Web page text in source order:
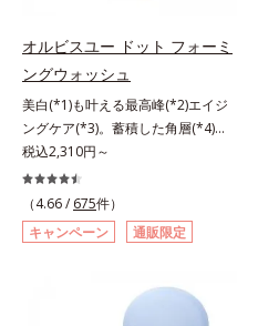
180回（3ヵ月程度）各商品の詳し
い情報は商品ページをご覧くださ
い。・BEAUTY夏祭りは、こちら
シリーズは美容成分(*7)として
「G.D.F.アクティベーター(*8)」を
配合。そして、従来から配合してい
る美白(*1)有効成分「トラネキサム
酸」を配合しました。さらに、シリ
ーズ共通の美容成分「GLルートブ
ースター(*9)」を配合することで、
肌のふっくら感や透明感を叶えま
す。美白ケアしながら多角的なエイ
ジングケアが叶うシリーズに。3ス
感を。効果的なシナジー設計で、あ
なたのエイジングケアを応援しま
オルビスユー ドット フォーミ
ングウォッシュ
美白(*1)も叶える最高峰(*2)エイジ
ングケア(*3)。蓄積した角層(*4)を
絡めとりくすみ(*5)を晴らす高密着
マイルドピーリング(*6)洗顔料。ハ
リも透明感(*7)も結果主義。年齢サ
イン(*8)の因子に着目した肌科学エ
イジングケア(*3)シリーズ。オルビ
よる肌悩み一つ一つを対処するので
はなく、肌で起きていることの根本
税込2,310円～
（4.66 / 675件）
キャンペーン
通販限定